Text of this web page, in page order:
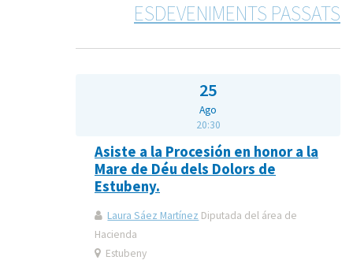
ESDEVENIMENTS PASSATS
25
Ago
20:30
Asiste a la Procesión en honor a la
Mare de Déu dels Dolors de
Estubeny.
Laura Sáez Martínez Diputada del área de
Hacienda
Estubeny